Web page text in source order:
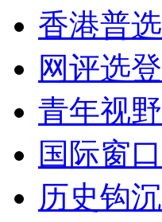
香港普选
网评选登
青年视野
国际窗口
历史钩沉